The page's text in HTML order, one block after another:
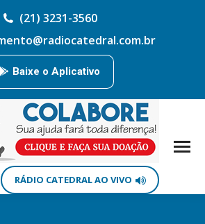
(21) 3231-3560
Baixe o Aplicativo
RÁDIO CATEDRAL AO VIVO